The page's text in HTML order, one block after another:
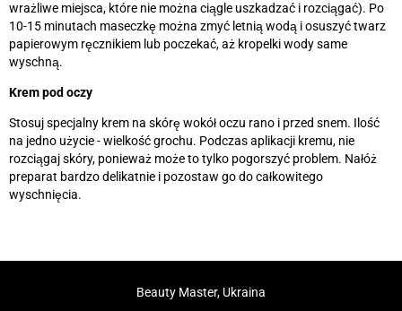
wrażliwe miejsca, które nie można ciągle uszkadzać i rozciągać). Po
10-15 minutach maseczkę można zmyć letnią wodą i osuszyć twarz
papierowym ręcznikiem lub poczekać, aż kropelki wody same
wyschną.
Krem pod oczy
Stosuj specjalny krem na skórę wokół oczu rano i przed snem. Ilość
na jedno użycie - wielkość grochu. Podczas aplikacji kremu, nie
rozciągaj skóry, ponieważ może to tylko pogorszyć problem. Nałóż
preparat bardzo delikatnie i pozostaw go do całkowitego
wyschnięcia.
Beauty Master, Ukraina